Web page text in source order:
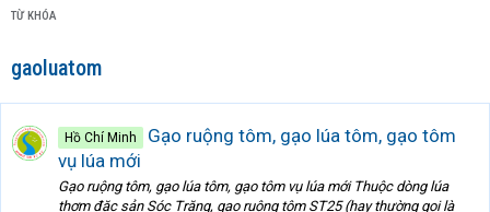
TỪ KHÓA
gaoluatom
Hồ Chí Minh
Gạo ruộng tôm, gạo lúa tôm, gạo tôm
vụ lúa mới
Gạo ruộng tôm, gạo lúa tôm, gạo tôm vụ lúa mới Thuộc dòng lúa
thơm đặc sản Sóc Trăng, gạo ruộng tôm ST25 (hay thường gọi là